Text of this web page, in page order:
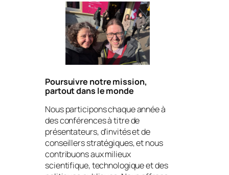
Poursuivre notre mission,
partout dans le monde
Nous participons chaque année à
des conférences à titre de
présentateurs, d’invités et de
conseillers stratégiques, et nous
contribuons aux milieux
scientifique, technologique et des